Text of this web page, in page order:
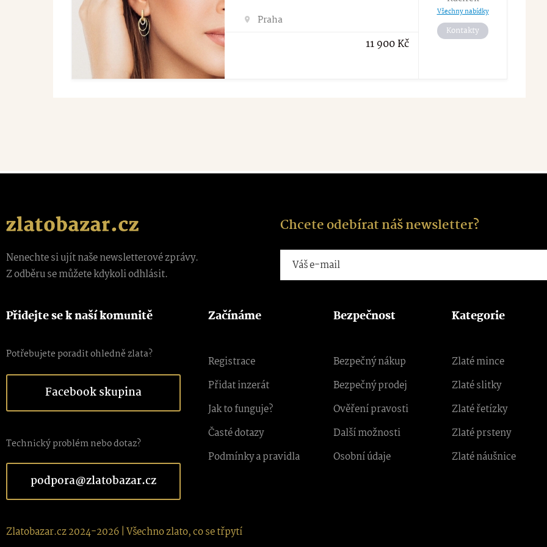
Praha
11 900Kč
Všechny nabídky
Kontakty
Nenechte si ujít naše newsletterové zprávy.
Z odběru se můžete kdykoli odhlásit.
Chcete odebírat náš newsletter?
Přidejte se k naší komunitě
Potřebujete poradit ohledně zlata?
Facebook skupina
Technický problém nebo dotaz?
podpora@zlatobazar.cz
Začínáme
Registrace
Přidat inzerát
Jak to funguje?
Časté dotazy
Podmínky a pravidla
Bezpečnost
Bezpečný nákup
Bezpečný prodej
Ověření pravosti
Další možnosti
Osobní údaje
Kategorie
Zlaté mince
Zlaté slitky
Zlaté řetízky
Zlaté prsteny
Zlaté náušnice
Zlatobazar.cz 2024-2026 | Všechno zlato, co se třpytí